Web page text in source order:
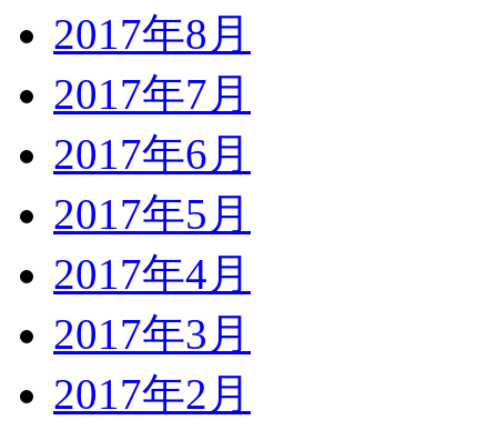
2017年8月
2017年7月
2017年6月
2017年5月
2017年4月
2017年3月
2017年2月